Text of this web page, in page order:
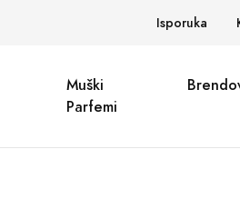
Isporuka
Muški
Parfemi